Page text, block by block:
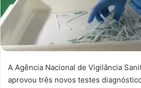
A Agência Nacional de Vigilância
aprovou três novos testes